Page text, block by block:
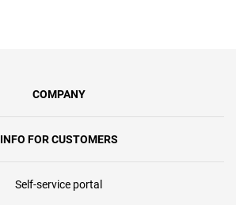
COMPANY
INFO FOR CUSTOMERS
Self-service portal